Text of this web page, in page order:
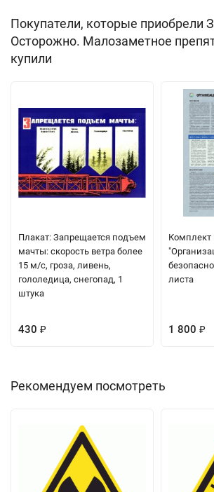
Покупатели, которые приобрели
Осторожно. Малозаметное
купили
Плакат: Запрещается подъем
мачты: скорость ветра более
15 м/с, гроза, ливень,
гололедица, снегопад, 1
штука
430 ₽
Комплект
листа
1 800 ₽
Рекомендуем посмотреть